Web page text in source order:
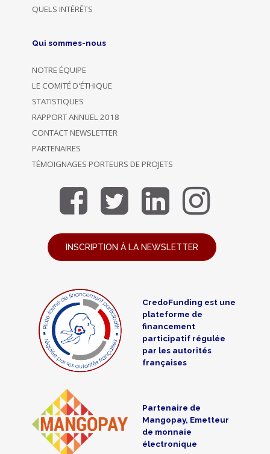
QUELS INTÉRÊTS
Qui sommes-nous
NOTRE ÉQUIPE
LE COMITÉ D'ÉTHIQUE
STATISTIQUES
RAPPORT ANNUEL 2018
CONTACT NEWSLETTER
PARTENAIRES
TÉMOIGNAGES PORTEURS DE PROJETS
INSCRIPTION À LA NEWSLETTER
CredoFunding est une
plateforme de
financement
participatif régulée
par les autorités
françaises
Partenaire de
Mangopay, Emetteur
de monnaie
électronique